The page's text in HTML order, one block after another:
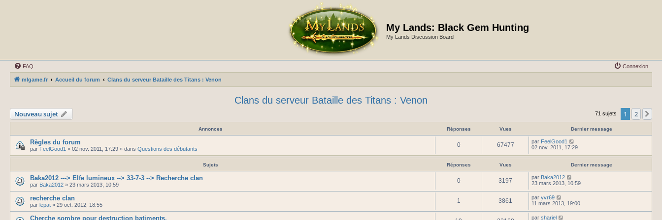
My Lands: Black Gem Hunting
My Lands Discussion Board
FAQ Connexion
mlgame.fr Accueil du forum Clans du serveur Bataille des Titans : Venon
Clans du serveur Bataille des Titans : Venon
Nouveau sujet 71 sujets 1 2
Annonces Réponses Vues Dernier message
Règles du forum
par FeelGood1 » 02 nov. 2011, 17:29 » dans Questions des débutants
0 67477 par FeelGood1
02 nov. 2011, 17:29
Sujets Réponses Vues Dernier message
Baka2012 ---> Elfe lumineux --> 33-7-3 --> Recherche clan
par Baka2012 » 23 mars 2013, 10:59
0 3197 par Baka2012
23 mars 2013, 10:59
recherche clan
par lepat » 29 oct. 2012, 18:55
1 3861 par yvr69
11 mars 2013, 19:00
Cherche sombre pour destruction batiments. par shariel